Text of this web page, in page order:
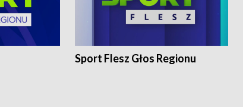
Sport Flesz Głos Regionu